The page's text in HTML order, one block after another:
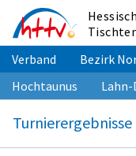
Inhalt
springen
Verband
Bezirk
Hochtaunus